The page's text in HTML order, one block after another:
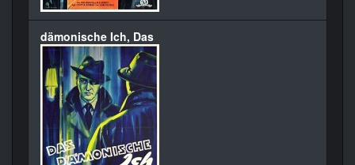
dämonische Ich, Das